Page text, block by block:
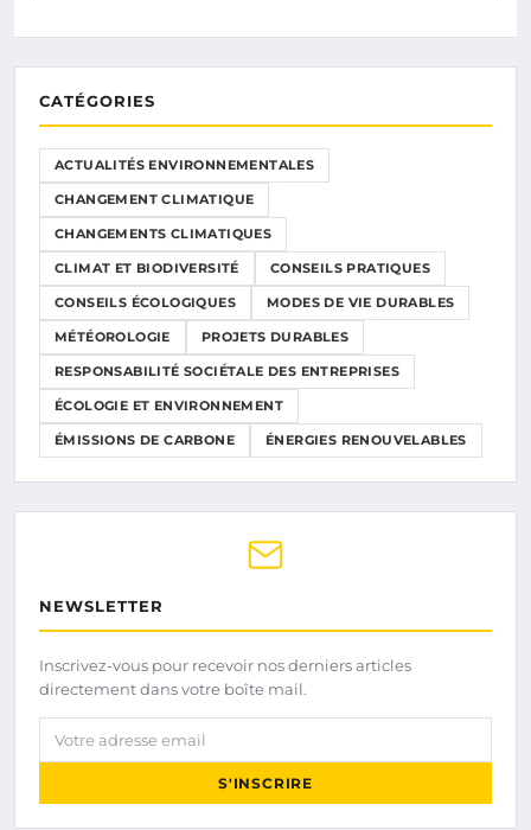
CATÉGORIES
ACTUALITÉS ENVIRONNEMENTALES
CHANGEMENT CLIMATIQUE
CHANGEMENTS CLIMATIQUES
CLIMAT ET BIODIVERSITÉ CONSEILS PRATIQUES
CONSEILS ÉCOLOGIQUES MODES DE VIE DURABLES
MÉTÉOROLOGIE PROJETS DURABLES
RESPONSABILITÉ SOCIÉTALE DES ENTREPRISES
ÉCOLOGIE ET ENVIRONNEMENT
ÉMISSIONS DE CARBONE ÉNERGIES RENOUVELABLES
NEWSLETTER
Inscrivez-vous pour recevoir nos derniers articles
directement dans votre boîte mail.
Votre adresse email
S'INSCRIRE